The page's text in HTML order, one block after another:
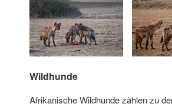
Wildhunde
Afrikanische Wildhunde zählen zu